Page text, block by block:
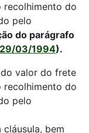
recolhimento do
pelo
do parágrafo
29/03/1994).
valor do frete
recolhimento do
pelo
bem